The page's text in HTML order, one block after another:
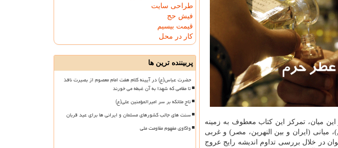
میان، تمركز این كتاب معطوف به زمینه
میانی (ایران و بین النهرین، مصر) و غربی
در خلال بررسی تداوم اندیشه رایج عروج
طراحی سایت
فیش حج
قیمت بیسیم
کار در محل
پربیننده ترین ها
حضرت عباس(ع) در آیینه کلام هفت امام معصوم از بصیرت نافذ
تا مقامی که شهدا به آن غبطه می خورند
تاج ملائکه بر سر امیرالمؤمنین علی(ع)
سنت های جالب کشورهای مسلمان و ایرانی ها برای عید قربان
واکاوی مفهوم مقاومت ملی